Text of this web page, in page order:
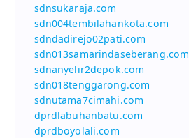
sdnsukaraja.com
sdn004tembilahankota.com
sdndadirejo02pati.com
sdn013samarindaseberang.com
sdnanyelir2depok.com
sdn018tenggarong.com
sdnutama7cimahi.com
dprdlabuhanbatu.com
dprdboyolali.com